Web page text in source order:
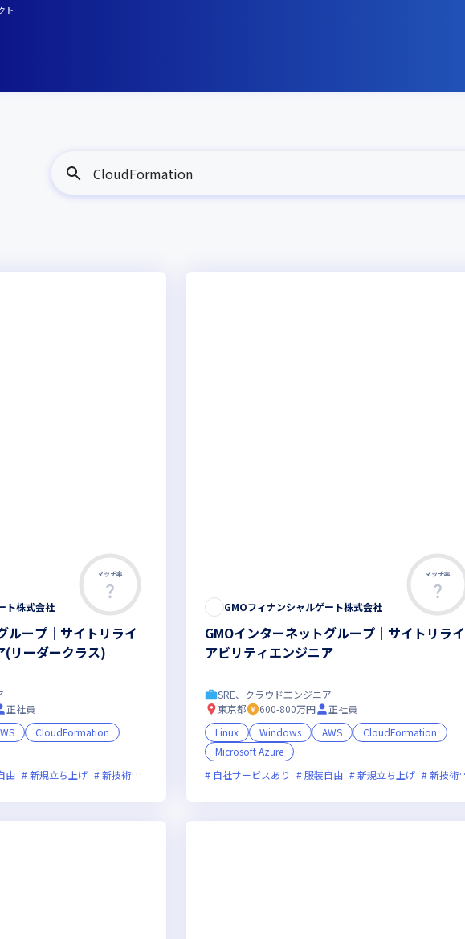
ト
CloudFormation
マッチ率
ト株式会社
ループ｜サイトリライ
(リーダークラス)
正社員
CloudFormation
由 新規立ち上げ 新技術に積極的 上場企業
マッチ率
GMOフィナンシャルゲート株式会社
GMOインターネットグループ｜サイトリライ
アビリティエンジニア
SRE、クラウドエンジニア
東京都
600-800万円
正社員
Linux
Windows AWS
CloudFormation
Microsoft Azure
自社サービスあり
服装自由 新規立ち上げ 新技術に積極的